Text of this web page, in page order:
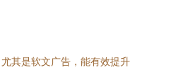
其是软文广告，能有效提升